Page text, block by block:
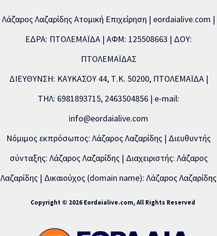
Λάζαρος Λαζαρίδης Ατομική Επιχείρηση | eordaialive.com |
ΕΔΡΑ: ΠΤΟΛΕΜΑΪΔΑ | ΑΦΜ: 125508663 | ΔΟΥ:
ΠΤΟΛΕΜΑΪΔΑΣ
ΔΙΕΥΘΥΝΣΗ: ΚΑΥΚΑΣΟΥ 44, Τ.Κ. 50200, ΠΤΟΛΕΜΑΪΔΑ |
ΤΗΛ: 6981893715, 2463504856 | e-mail:
info@eordaialive.com
Νόμιμος εκπρόσωπος: Λάζαρος Λαζαρίδης | Διευθυντής
σύνταξης: Λάζαρος Λαζαρίδης | Διαχειριστής: Λάζαρος
Λαζαρίδης | Δικαιούχος (domain name): Λάζαρος Λαζαρίδης
Copyright © 2026 Eordaialive.com, All Rights Reserved